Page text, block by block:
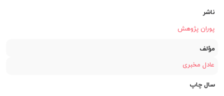
ناشر
پوران پژوهش
مؤلف
عادل مخبری
سال چاپ